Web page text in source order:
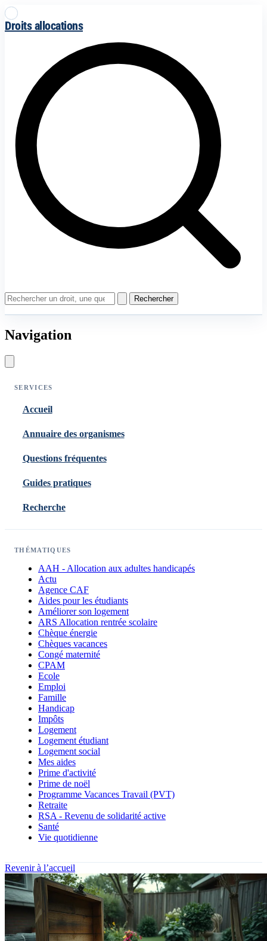
Droits allocations
Rechercher
Navigation
SERVICES
Accueil
Annuaire des organismes
Questions fréquentes
Guides pratiques
Recherche
THÉMATIQUES
AAH - Allocation aux adultes handicapés
Actu
Agence CAF
Aides pour les étudiants
Améliorer son logement
ARS Allocation rentrée scolaire
Chèque énergie
Chèques vacances
Congé maternité
CPAM
Ecole
Emploi
Famille
Handicap
Impôts
Logement
Logement étudiant
Logement social
Mes aides
Prime d'activité
Prime de noël
Programme Vacances Travail (PVT)
Retraite
RSA - Revenu de solidarité active
Santé
Vie quotidienne
Revenir à l’accueil